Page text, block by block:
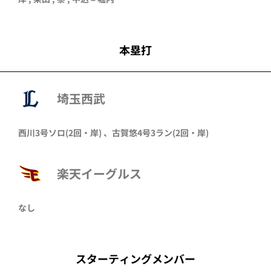
本塁打
埼玉西武
西川3号ソロ(2回・ 岸) 、 古賀悠4号3ラン(2回・ 岸)
楽天イーグルス
なし
スターティングメンバー